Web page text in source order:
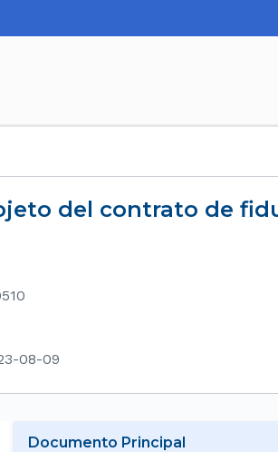
del contrato de
08-09
Documento Principal